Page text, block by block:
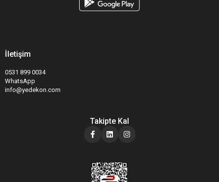
İletişim
0531 899 0034
WhatsApp
info@yedekon.com
Takipte Kal